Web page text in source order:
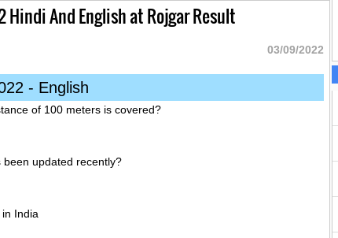
And English at Rojgar Result
03/09/2022
- English
of 100 meters is covered?
updated recently?
India